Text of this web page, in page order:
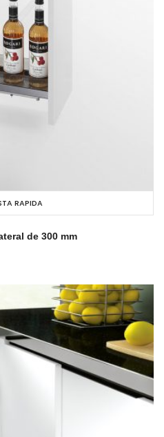
RAPIDA
de 300 mm